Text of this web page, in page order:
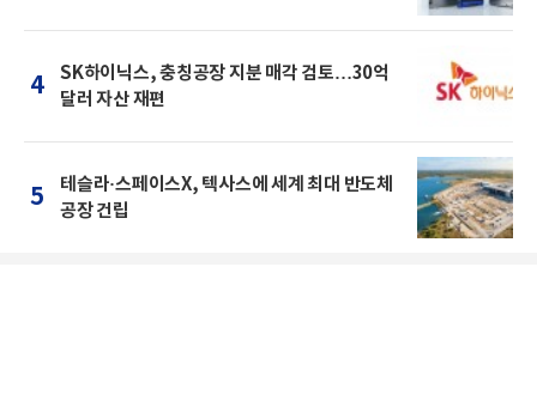
4
SK하이닉스, 충칭공장 지분 매각 검토…30억
달러 자산 재편
5
테슬라·스페이스X, 텍사스에 세계 최대 반도체
공장 건립